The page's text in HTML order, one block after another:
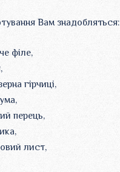
Вам знадобляться:
філе,
гірчиці,
перець,
лист,